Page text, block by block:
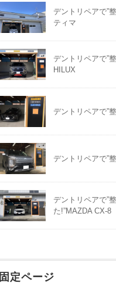
デントリペアで”
ティマ
デントリペアで”
HILUX
デントリペアで”
デントリペアで”
デントリペアで”
た!”MAZDA CX-8
固定ページ